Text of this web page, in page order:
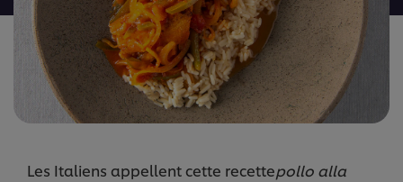
Les Italiens appellent cette recettepollo alla